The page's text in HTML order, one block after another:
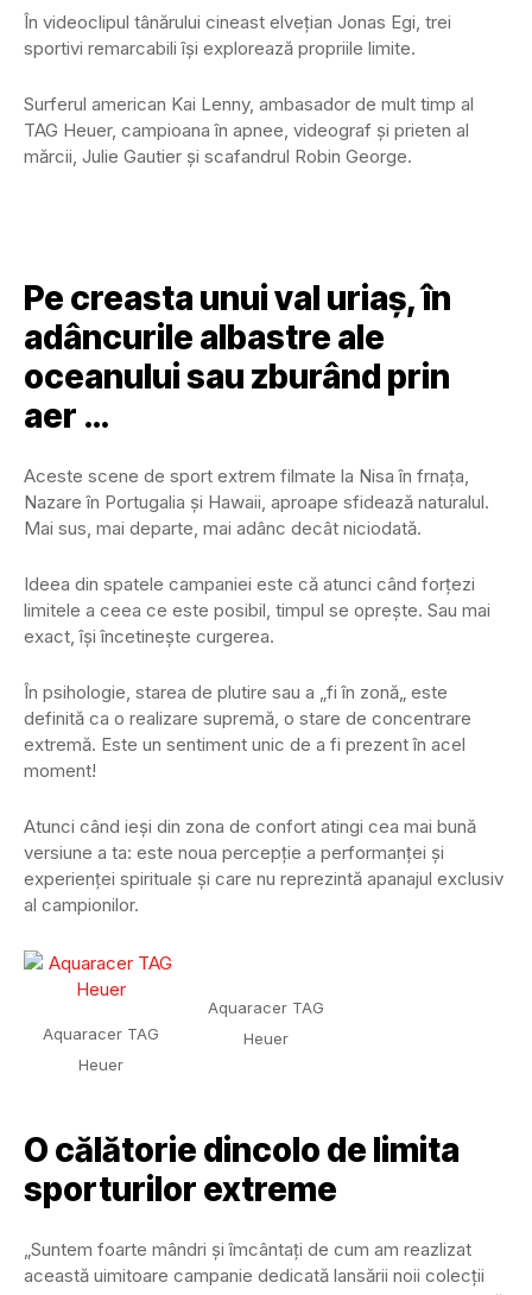
În videoclipul tânărului cineast elvețian Jonas Egi, trei
sportivi remarcabili își explorează propriile limite.
Surferul american Kai Lenny, ambasador de mult timp al
TAG Heuer, campioana în apnee, videograf și prieten al
mărcii, Julie Gautier și scafandrul Robin George.
Pe creasta unui val uriaș, în
adâncurile albastre ale
oceanului sau zburând prin
aer …
Aceste scene de sport extrem filmate la Nisa în frnața,
Nazare în Portugalia și Hawaii, aproape sfidează naturalul.
Mai sus, mai departe, mai adânc decât niciodată.
Ideea din spatele campaniei este că atunci când forțezi
limitele a ceea ce este posibil, timpul se oprește. Sau mai
exact, își încetinește curgerea.
În psihologie, starea de plutire sau a „fi în zonă„ este
definită ca o realizare supremă, o stare de concentrare
extremă. Este un sentiment unic de a fi prezent în acel
moment!
Atunci când ieși din zona de confort atingi cea mai bună
versiune a ta: este noua percepție a performanței și
experienței spirituale și care nu reprezintă apanajul exclusiv
al campionilor.
Aquaracer TAG
Heuer
Aquaracer TAG
Heuer
O călătorie dincolo de limita
sporturilor extreme
„Suntem foarte mândri și îmcântați de cum am reazlizat
această uimitoare campanie dedicată lansării noii colecții